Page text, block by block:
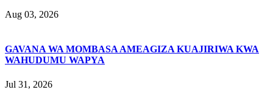
Aug 03, 2026
GAVANA WA MOMBASA AMEAGIZA KUAJIRIWA KWA
WAHUDUMU WAPYA
Jul 31, 2026